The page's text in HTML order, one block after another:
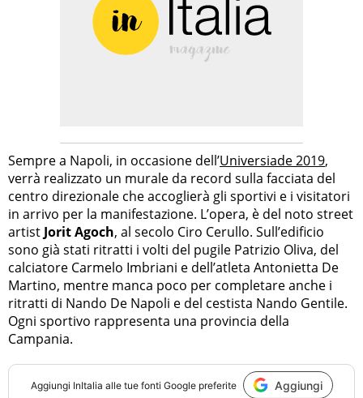
Sempre a Napoli, in occasione dell’Universiade 2019,
verrà realizzato un murale da record sulla facciata del
centro direzionale che accoglierà gli sportivi e i visitatori
in arrivo per la manifestazione. L’opera, è del noto street
artist Jorit Agoch, al secolo Ciro Cerullo. Sull’edificio
sono già stati ritratti i volti del pugile Patrizio Oliva, del
calciatore Carmelo Imbriani e dell’atleta Antonietta De
Martino, mentre manca poco per completare anche i
ritratti di Nando De Napoli e del cestista Nando Gentile.
Ogni sportivo rappresenta una provincia della
Campania.
Aggiungi InItalia alle tue fonti Google preferite Aggiungi